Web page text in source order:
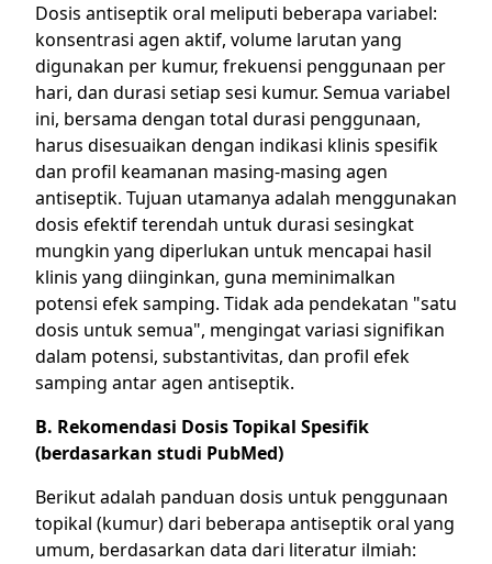
Dosis antiseptik oral meliputi beberapa variabel:
konsentrasi agen aktif, volume larutan yang
digunakan per kumur, frekuensi penggunaan per
hari, dan durasi setiap sesi kumur. Semua variabel
ini, bersama dengan total durasi penggunaan,
harus disesuaikan dengan indikasi klinis spesifik
dan profil keamanan masing-masing agen
antiseptik. Tujuan utamanya adalah menggunakan
dosis efektif terendah untuk durasi sesingkat
mungkin yang diperlukan untuk mencapai hasil
klinis yang diinginkan, guna meminimalkan
potensi efek samping. Tidak ada pendekatan "satu
dosis untuk semua", mengingat variasi signifikan
dalam potensi, substantivitas, dan profil efek
samping antar agen antiseptik.
B. Rekomendasi Dosis Topikal Spesifik
(berdasarkan studi PubMed)
Berikut adalah panduan dosis untuk penggunaan
topikal (kumur) dari beberapa antiseptik oral yang
umum, berdasarkan data dari literatur ilmiah: